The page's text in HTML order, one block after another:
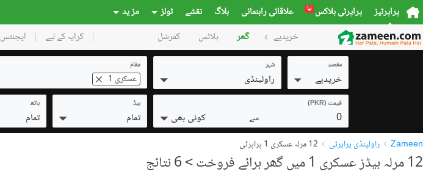
پراپرٹیز پراپرٹی بلاکس نیا علاقائی راہنمائی بلاگ نقشے ٹولز مز ید
خریدیے گھر پلاٹس کمرشل کرایہ کے لیے ایجنٹس
مقصد
خریدیے
شہر
راولپنڈی
مقام
عسکری 1
قیمت (PKR)
0 سے کوئی بھی
بیڈ
تمام
باتھ
تمام
Zameen راولپنڈی پراپرٹی 12 مرلہ عسکری 1 پراپرٹی
12 مرلہ بیڈز عسکری 1 میں گھر برائے فروخت > 6 نتائج